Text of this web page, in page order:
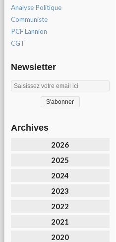
Analyse Politique
Communiste
PCF Lannion
CGT
Newsletter
Archives
2026
2025
2024
2023
2022
2021
2020